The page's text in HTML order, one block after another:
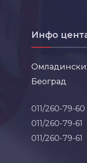
Инфо
Београд
011/260-79-60
011/260-79-61
011/260-79-61